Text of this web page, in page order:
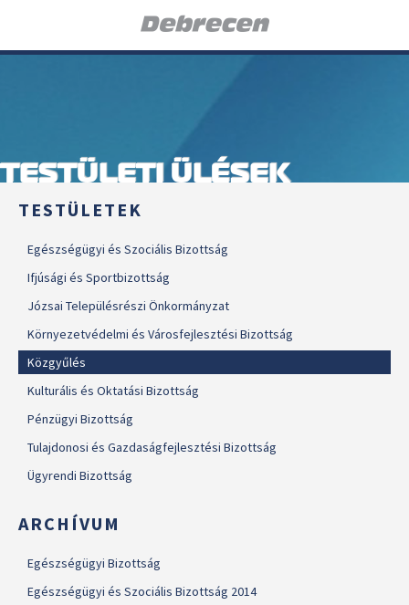
TESTÜLETI ÜLÉSEK
TESTÜLETEK
Egészségügyi és Szociális Bizottság
Ifjúsági és Sportbizottság
Józsai Településrészi Önkormányzat
Környezetvédelmi és Városfejlesztési Bizottság
Közgyűlés
Kulturális és Oktatási Bizottság
Pénzügyi Bizottság
Tulajdonosi és Gazdaságfejlesztési Bizottság
Ügyrendi Bizottság
ARCHÍVUM
Egészségügyi Bizottság
Egészségügyi és Szociális Bizottság 2014